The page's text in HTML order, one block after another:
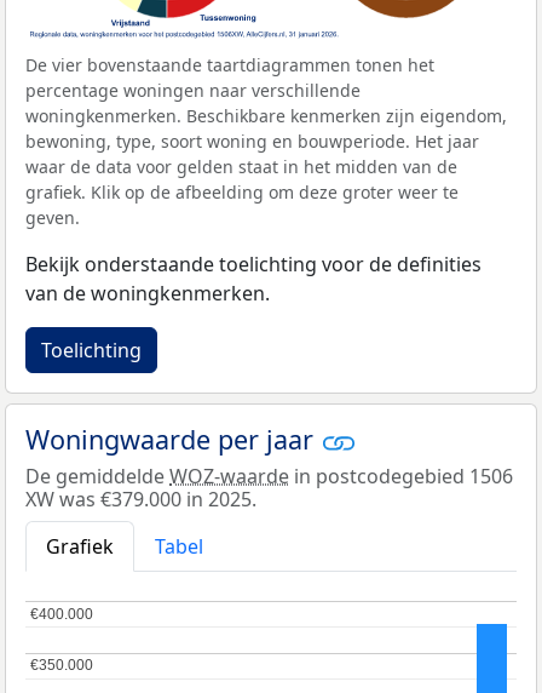
De vier bovenstaande taartdiagrammen tonen het
percentage woningen naar verschillende
woningkenmerken. Beschikbare kenmerken zijn eigendom,
bewoning, type, soort woning en bouwperiode. Het jaar
waar de data voor gelden staat in het midden van de
grafiek. Klik op de afbeelding om deze groter weer te
geven.
Bekijk onderstaande toelichting voor de definities
van de woningkenmerken.
Toelichting
Woningwaarde per jaar
De gemiddeldeWOZ-waarde in postcodegebied 1506
XW was €379.000 in 2025.
Grafiek
Tabel
€350.000
€350.000
€400.000
€400.000